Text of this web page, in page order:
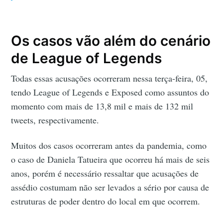
Os casos vão além do cenário
de League of Legends
Todas essas acusações ocorreram nessa terça-feira, 05,
tendo League of Legends e Exposed como assuntos do
momento com mais de 13,8 mil e mais de 132 mil
tweets, respectivamente.
Muitos dos casos ocorreram antes da pandemia, como
o caso de Daniela Tatueira que ocorreu há mais de seis
anos, porém é necessário ressaltar que acusações de
assédio costumam não ser levados a sério por causa de
estruturas de poder dentro do local em que ocorrem.